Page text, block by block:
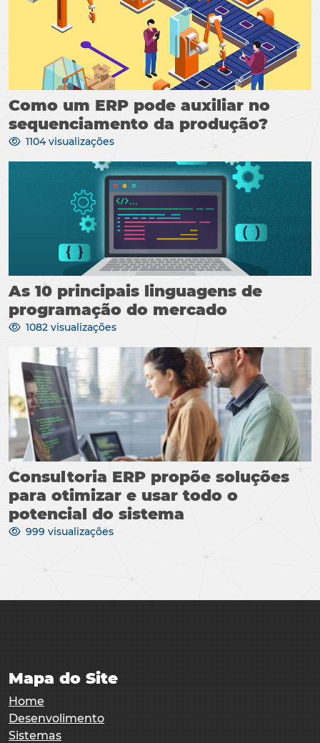
Como um ERP pode auxiliar no
sequenciamento da produção?
1104 visualizações
As 10 principais linguagens de
programação do mercado
1082 visualizações
Consultoria ERP propõe soluções
para otimizar e usar todo o
potencial do sistema
999 visualizações
Mapa do Site
Home
Desenvolimento
Sistemas